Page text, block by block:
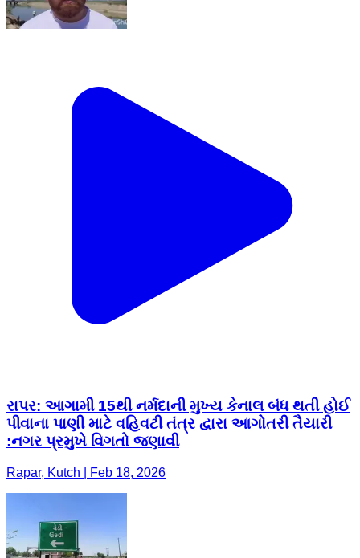
રાપર: આગામી 15થી નર્મદાની મુખ્ય કેનાલ બંધ થતી હોઈ
પીવાના પાણી માટે વહિવટી તંત્ર દ્વારા આગોતરી તૈયારી
:નગર પ્રમુખે વિગતો જણાવી
Rapar, Kutch | Feb 18, 2026